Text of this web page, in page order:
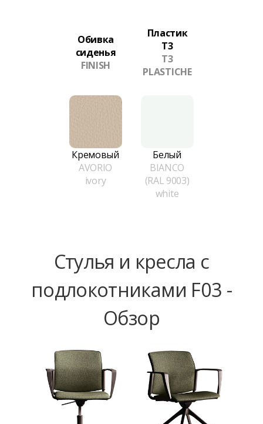
Обивка
сиденья
FINISH
Пластик
T3
T3
PLASTICHE
Кремовый
AVORIO
ivory
Белый
BIANCO
(RAL 9003)
white
Стулья и кресла с
подлокотниками F03 -
Обзор